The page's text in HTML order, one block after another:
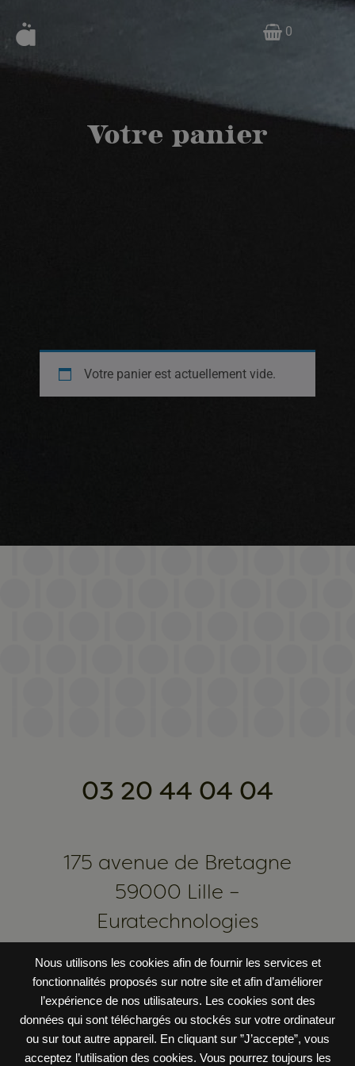
Nous utilisons les cookies afin de fournir les services et
fonctionnalités proposés sur notre site et afin d’améliorer
l’expérience de nos utilisateurs. Les cookies sont des
données qui sont téléchargés ou stockés sur votre ordinateur
ou sur tout autre appareil. En cliquant sur ”J’accepte”, vous
acceptez l’utilisation des cookies. Vous pourrez toujours les
0
Votre panier
Votre panier est actuellement vide.
03 20 44 04 04
175 avenue de Bretagne
59000 Lille –
Euratechnologies
© 2020 Restaurant alexens |Mentions légales|CGV